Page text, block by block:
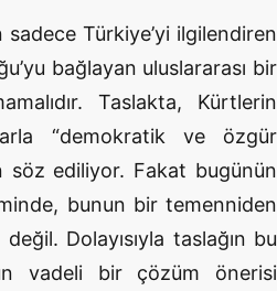
Türkiye’yi ilgilendiren
bağlayan uluslararası bir
Taslakta, Kürtlerin
“demokratik ve özgür
söz ediliyor. Fakat bugünün
bunun bir temenniden
Dolayısıyla taslağın bu
vadeli bir çözüm önerisi